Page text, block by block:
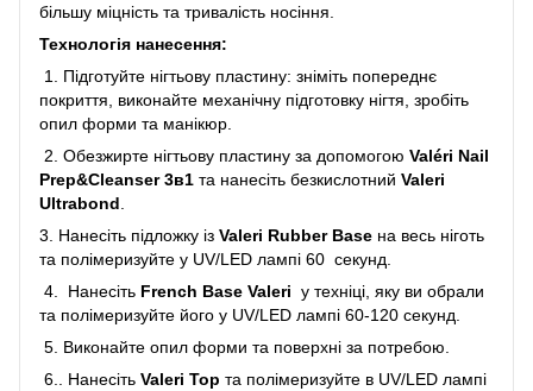
більшу міцність та тривалість носіння.
Технологія нанесення:
1. Підготуйте нігтьову пластину: зніміть попереднє
покриття, виконайте механічну підготовку нігтя, зробіть
опил форми та манікюр.
2. Обезжирте нігтьову пластину за допомогою Valéri Nail
Prep&Cleanser 3в1 та нанесіть безкислотний Valeri
Ultrabond
3. Нанесіть підложку із Valeri Rubber Base на весь ніготь
та полімеризуйте у UV/LED лампі 60 секунд.
4. Нанесіть French Base Valeri у техніці, яку ви обрали
та полімеризуйте його у UV/LED лампі 60-120 секунд.
5. Виконайте опил форми та поверхні за потребою.
6.. Нанесіть Valeri Top та полімеризуйте в UV/LED лампі